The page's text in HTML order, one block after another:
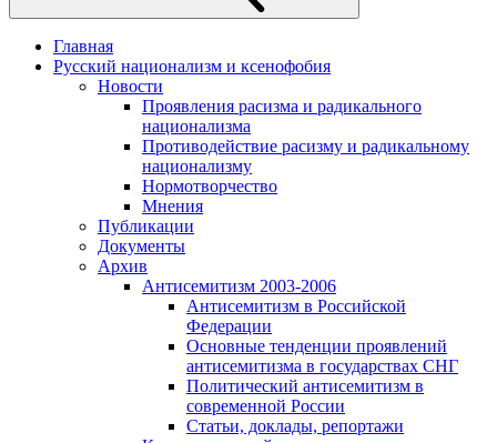
Главная
Русский национализм и ксенофобия
Новости
Проявления расизма и радикального
национализма
Противодействие расизму и радикальному
национализму
Нормотворчество
Мнения
Публикации
Документы
Архив
Антисемитизм 2003-2006
Антисемитизм в Российской
Федерации
Основные тенденции проявлений
антисемитизма в государствах СНГ
Политический антисемитизм в
современной России
Статьи, доклады, репортажи